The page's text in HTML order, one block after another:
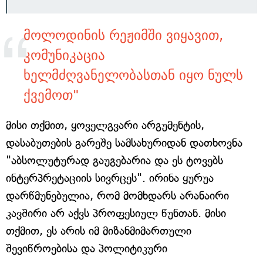
მოლოდინის რეჟიმში ვიყავით,
კომუნიკაცია
ხელმძღვანელობასთან იყო ნულს
ქვემოთ"
მისი თქმით, ყოველგვარი არგუმენტის,
დასაბუთების გარეშე სამსახურიდან დათხოვნა
"აბსოლუტურად გაუგებარია და ეს ტოვებს
ინტერპრეტაციის სივრცეს". ირინა ყურუა
დარწმუნებულია, რომ მომხდარს არანაირი
კავშირი არ აქვს პროფესიულ წუნთან. მისი
თქმით, ეს არის იმ მიზანმიმართული
შევიწროებისა და პოლიტიკური